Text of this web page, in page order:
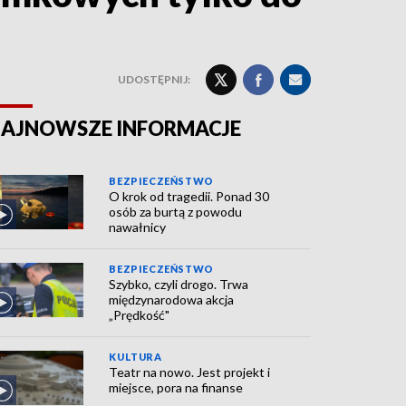
UDOSTĘPNIJ:
INFORMACJE
BEZPIECZEŃSTWO
O krok od tragedii. Ponad 30
osób za burtą z powodu
nawałnicy
BEZPIECZEŃSTWO
Szybko, czyli drogo. Trwa
międzynarodowa akcja
„Prędkość"
KULTURA
Teatr na nowo. Jest projekt i
miejsce, pora na finanse